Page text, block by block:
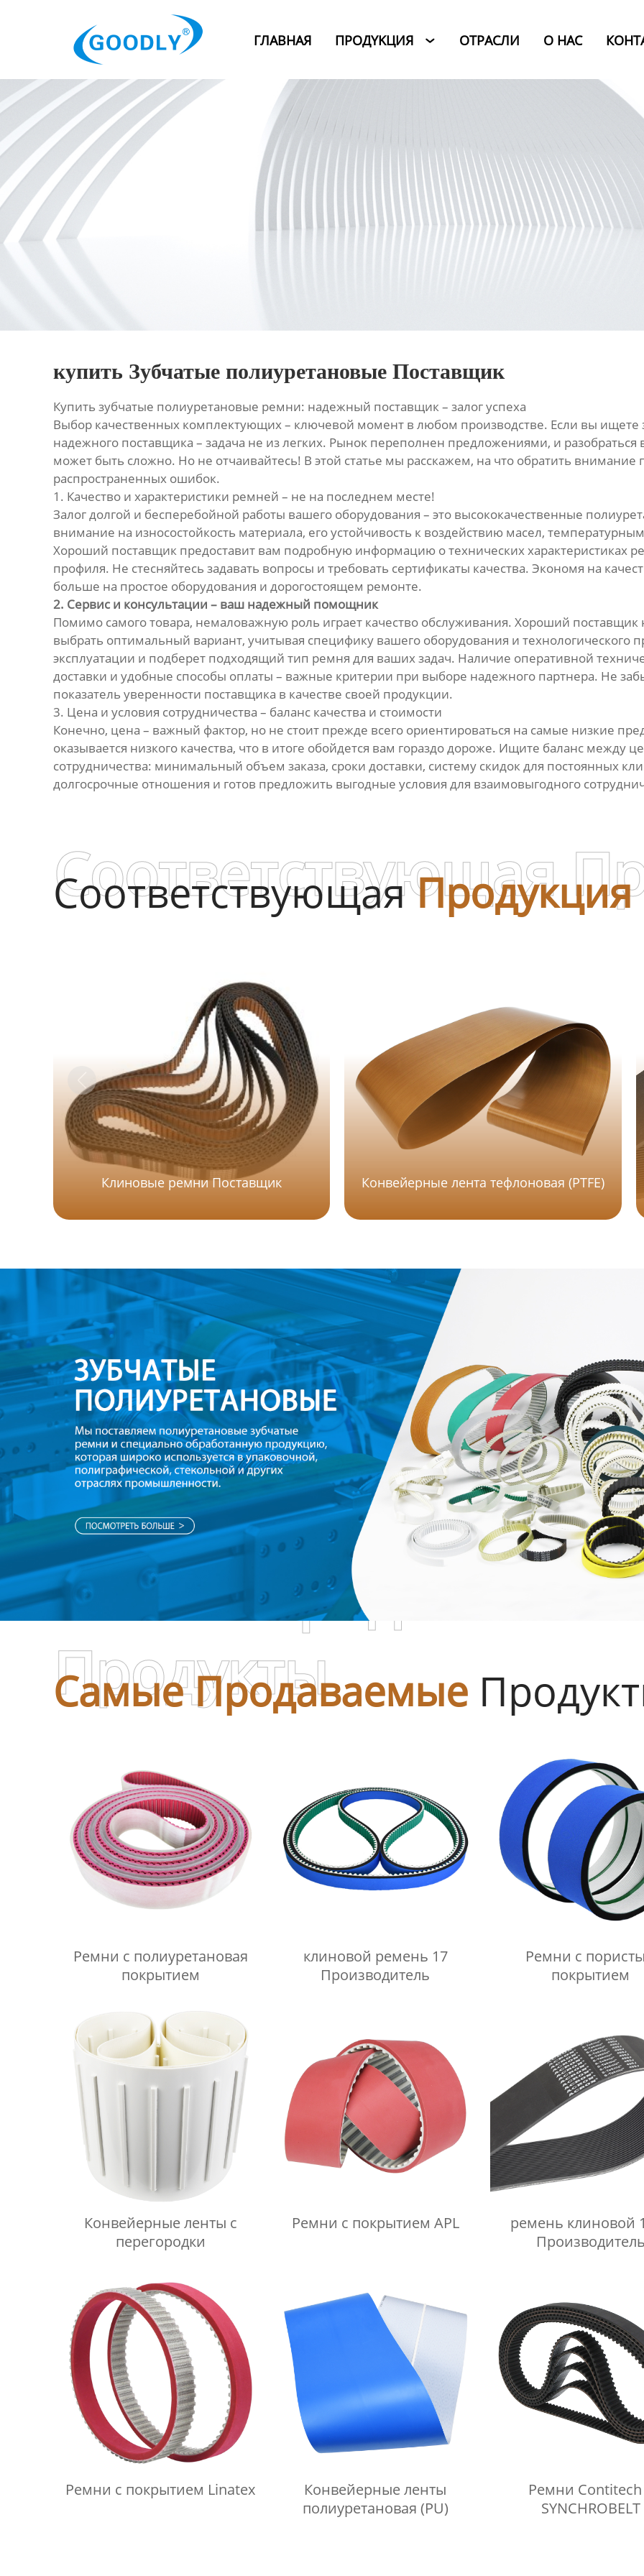
ГЛАВНАЯ ПРОДYKЦИЯ  ОТРАСЛИ O HAC
ОТРАСЛИ
Категория
Новости
Контакты
купить Зубчатые полиуретановые Поставщик
Купить зубчатые полиуретановые ремни: надежный поставщик – залог успеха
Выбор качественных комплектующих – ключевой момент в любом производстве. Если вы ищете
надежного поставщика – задача не из легких. Рынок переполнен предложениями, и разобраться
может быть сложно. Но не отчаивайтесь! В этой статье мы расскажем, на что обратить
распространенных ошибок.
1. Качество и характеристики ремней – не на последнем месте!
Залог долгой и бесперебойной работы вашего оборудования – это высококачественные
внимание на износостойкость материала, его устойчивость к воздействию масел,
Хороший поставщик предоставит вам подробную информацию о технических характеристиках
профиля. Не стесняйтесь задавать вопросы и требовать сертификаты качества. Экономя на
больше на простое оборудования и дорогостоящем ремонте.
2. Сервис и консультации – ваш надежный помощник
Помимо самого товара, немаловажную роль играет качество обслуживания. Хороший
выбрать оптимальный вариант, учитывая специфику вашего оборудования и технологического
эксплуатации и подберет подходящий тип ремня для ваших задач. Наличие оперативной
доставки и удобные способы оплаты – важные критерии при выборе надежного партнера. Не
показатель уверенности поставщика в качестве своей продукции.
3. Цена и условия сотрудничества – баланс качества и стоимости
Конечно, цена – важный фактор, но не стоит прежде всего ориентироваться на самые низкие
оказывается низкого качества, что в итоге обойдется вам гораздо дороже. Ищите баланс между
сотрудничества: минимальный объем заказа, сроки доставки, систему скидок для постоянных
долгосрочные отношения и готов предложить выгодные условия для взаимовыгодного
СоответствующаяПродукция
Соответствующая
Клиновые ремни Поставщик Конвейерные лента тефлоновая (PTFE)
Самые Продаваемые
Самые
Продукты
Ремни с полиуретановая
покрытием
клиновой ремень 17
Производитель
Ремни с
покрытием
Конвейерные ленты с
перегородки
Ремни с покрытием APL
ремень клиновой
Ремни с покрытием Linatex
Конвейерные ленты
полиуретановая (PU)
Ремни Contitech
SYNCHROBELT